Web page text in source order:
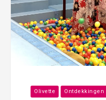
Olivette Ontdekkingen